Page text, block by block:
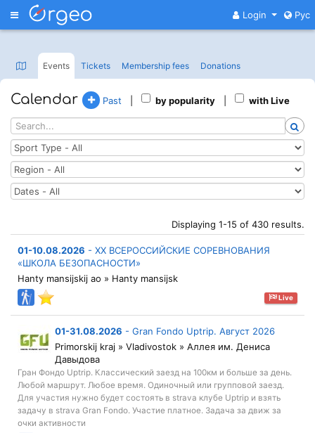
Меню Login Рус
Events Tickets Membership fees Donations
Calendar Past by popularity with Live
Displaying 1-15 of 430 results.
01-10.08.2026 - XX ВСЕРОССИЙСКИЕ СОРЕВНОВАНИЯ
«ШКОЛА БЕЗОПАСНОСТИ»
Hanty mansijskij ao » Hanty mansijsk
Live
01-31.08.2026 - Gran Fondo Uptrip. Август 2026
Primorskij kraj » Vladivostok » Аллея им. Дениса
Давыдова
Гран Фондо Uptrip. Классический заезд на 100км и больше за день.
Любой маршрут. Любое время. Одиночный или групповой заезд.
Для участия нужно будет состоять в strava клубе Uptrip и взять
задачу в strava Gran Fondo. Участие платное. Задача за движ за
очки активности